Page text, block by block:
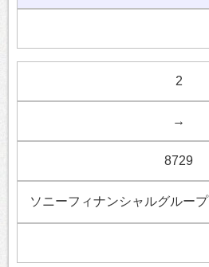
2
→
8729
ソニーフィナンシャルグループ